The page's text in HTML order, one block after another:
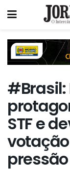
#Brasil:
STF e